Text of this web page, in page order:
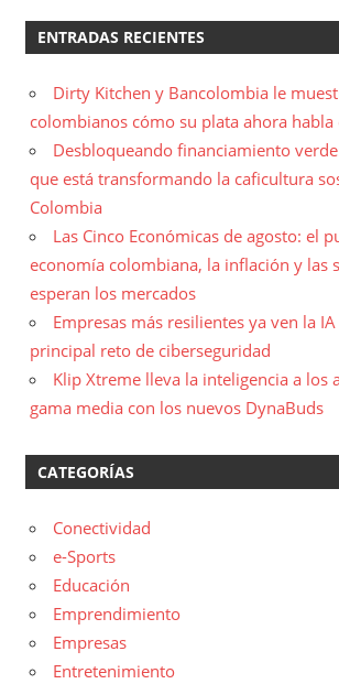
ENTRADAS RECIENTES
Dirty Kitchen y Bancolombia le
colombianos cómo su plata ahora
Desbloqueando financiamiento
que está transformando la caficultura
Colombia
Las Cinco Económicas de agosto: el
economía colombiana, la inflación y las
esperan los mercados
Empresas más resilientes ya ven la
principal reto de ciberseguridad
Klip Xtreme lleva la inteligencia a los
gama media con los nuevos DynaBuds
CATEGORÍAS
Conectividad
e-Sports
Educación
Emprendimiento
Empresas
Entretenimiento